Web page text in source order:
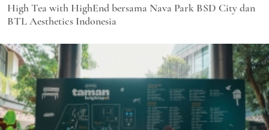
High Tea with HighEnd bersama Nava Park BSD City dan
BTL Aesthetics Indonesia